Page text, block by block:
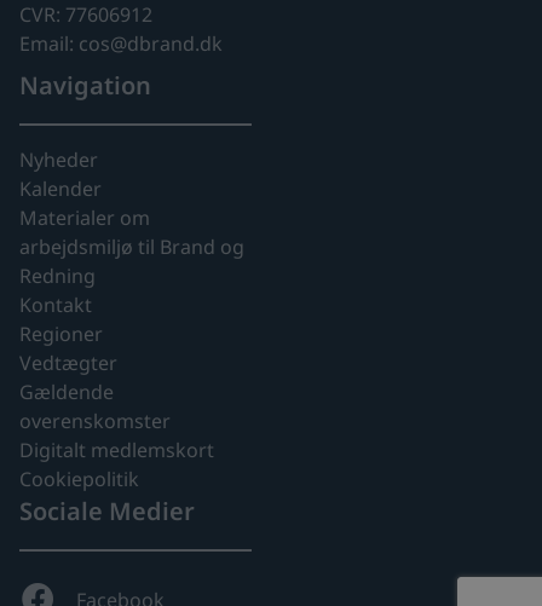
CVR: 77606912
Email: cos@dbrand.dk
Navigation
Nyheder
Kalender
Materialer om
arbejdsmiljø til Brand og
Redning
Kontakt
Regioner
Vedtægter
Gældende
overenskomster
Digitalt medlemskort
Cookiepolitik
Sociale Medier
Facebook